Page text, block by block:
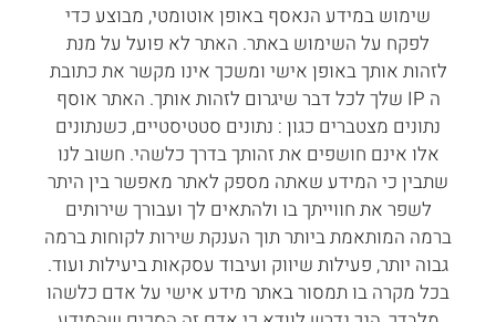
שימוש במידע הנאסף באופן אוטומטי, מבוצע כדי
לפקח על השימוש באתר. האתר לא פועל על מנת
לזהות אותך באופן אישי ומשכך אינו מקשר את כתובת
ה IP שלך לכל דבר שיגרום לזהות אותך. האתר אוסף
נתונים מצטברים כגון : נתונים סטטיסטיים, כשנתונים
אלו אינם חושפים את זהותך בדרך כלשהי. חשוב לנו
שתבין כי המידע שאתה מספק לאתר מאפשר בין היתר
לשפר את חווייתך בו ולהתאים לך ועבורך שירותים
ברמה המותאמת ביותר תוך הענקת שירות לקוחות ברמה
גבוה יותר, פעילות שיווק ועיבוד עסקאות ביעילות ועוד.
בכל מקרה בו תמסור באתר מידע אישי על אדם כלשהו